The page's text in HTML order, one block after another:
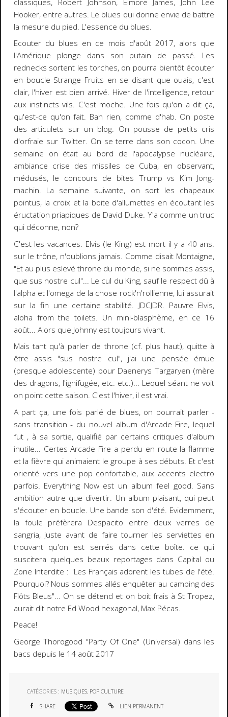
Hooker, entre autres. Le blues qui donne envie de battre
la mesure du pied. L'essence du blues.
Ecouter du blues en ce mois d'août 2017, alors que
l'Amérique plonge dans son putain de passé. Les
rednecks sortent les torches, on pourra bientôt écouter
en boucle Strange Fruits en se disant que ouais, c'est
clair, l'hiver est bien arrivé. Hiver de l'intelligence, retour
aux instincts vils. C'est moche. Une fois qu'on a dit ça,
qu'est-ce qu'on fait. Bah rien, comme d'hab. On poste
des articulets sur un blog. On pousse de petits cris
d'orfraie sur Twitter. On se terre dans son cocon. Une
semaine on était au bord de l'apocalypse nucléaire,
ambiance crise des missiles de Cuba, en observant,
médusés, le concours de bites Trump vs Kim Jong-
machin. La semaine suivante, on sort les chapeaux
pointus, la croix et la boite d'allumettes en écoutant les
éructation priapiques de David Duke. Y'a comme un truc
qui déconne, non?
C'est les vacances. Elvis (le King) est mort il y a 40 ans.
sur le trône, n'oublions jamais. Comme disait Montaigne,
"Et au plus eslevé throne du monde, si ne sommes assis,
que sus nostre cul"... Le cul du King, sauf le respect dû à
l'alpha et l'omega de la chose rock'n'rollienne, lui assurait
sur la fin une certaine stabilité. JDCJDR. Pauvre Elvis,
aloha from the toilets. Un mini-blasphème, en ce 16
août... Alors que Johnny est toujours vivant.
Mais tant qu'à parler de throne (cf. plus haut), quitte à
être assis "sus nostre cul", j'ai une pensée émue
(presque adolescente) pour Daenerys Targaryen (mère
des dragons, l'ignifugée, etc. etc.)... Lequel séant ne voit
on point cette saison. C'est l'hiver, il est vrai.
A part ça, une fois parlé de blues, on pourrait parler -
sans transition - du nouvel album d'Arcade Fire, lequel
fut , à sa sortie, qualifié par certains critiques d'album
inutile... Certes Arcade Fire a perdu en route la flamme
et la fièvre qui animaient le groupe à ses débuts. Et c'est
orienté vers une pop confortable, aux accents electro
parfois. Everything Now est un album feel good. Sans
ambition autre que divertir. Un album plaisant, qui peut
s'écouter en boucle. Une bande son d'été. Evidemment,
la foule préfèrera Despacito entre deux verres de
sangria, juste avant de faire tourner les serviettes en
trouvant qu'on est serrés dans cette boîte. ce qui
suscitera quelques beaux reportages dans Capital ou
Zone Interdite : "Les Français adorent les tubes de l'été.
Pourquoi? Nous sommes allés enquêter au camping des
Flôts Bleus"... On se détend et on boit frais à St Tropez,
aurait dit notre Ed Wood hexagonal, Max Pécas.
Peace!
George Thorogood "Party Of One" (Universal) dans les
bacs depuis le 14 août 2017
CATÉGORIES : MUSIQUES, POP CULTURE
SHARE LIEN PERMANENT